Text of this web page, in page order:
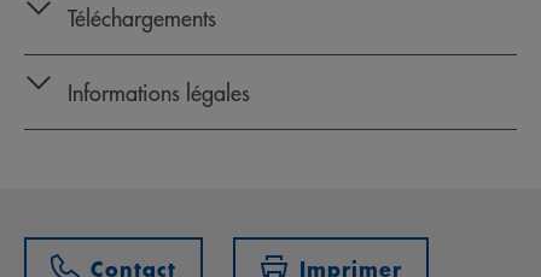
Téléchargements
Informations légales
Contact Imprimer